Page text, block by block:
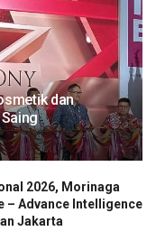
dan
2026, Morinaga
– Advance Intelligence
Jakarta